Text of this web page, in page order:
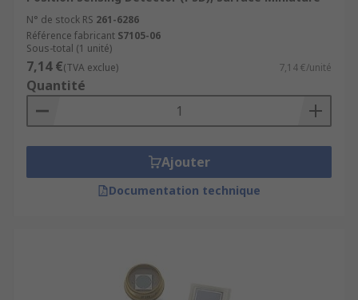
N° de stock RS 261-6286
Référence fabricant S7105-06
Sous-total (1 unité)
7,14 €(TVA exclue) 7,14 €/unité
Quantité
Ajouter
Documentation technique